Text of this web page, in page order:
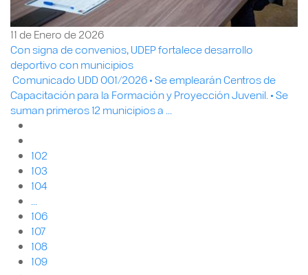
11 de Enero de 2026
Con signa de convenios, UDEP fortalece desarrollo
deportivo con municipios
Comunicado UDD 001/2026 • Se emplearán Centros de
Capacitación para la Formación y Proyección Juvenil. • Se
suman primeros 12 municipios a ...
102
103
104
106
107
108
109